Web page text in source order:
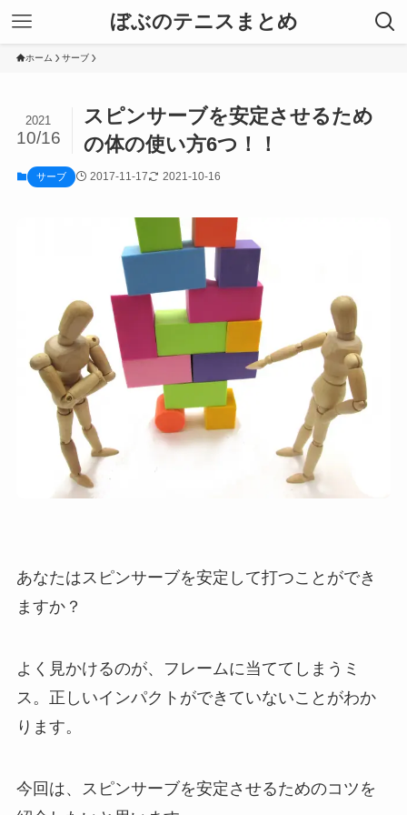
ぼぶのテニスまとめ
ホーム サーブ
スピンサーブを安定させるため
の体の使い方6つ！！
2021
10/16
サーブ 2017-11-17 2021-10-16
あなたはスピンサーブを安定して打つことができ
ますか？
よく見かけるのが、フレームに当ててしまうミ
ス。正しいインパクトができていないことがわか
ります。
今回は、スピンサーブを安定させるためのコツを